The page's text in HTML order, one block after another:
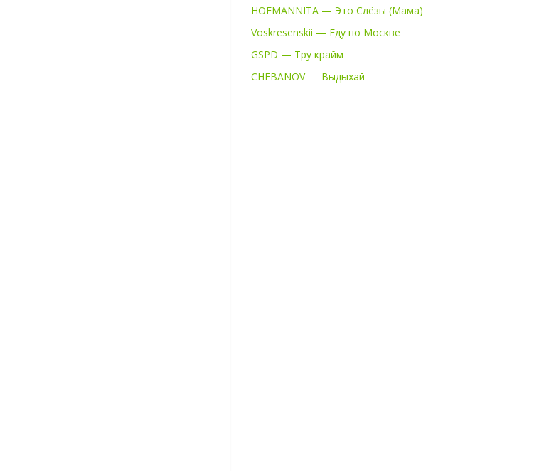
HOFMANNITA — Это Слёзы (Мама)
Voskresenskii — Еду по Москве
GSPD — Тру крайм
CHEBANOV — Выдыхай